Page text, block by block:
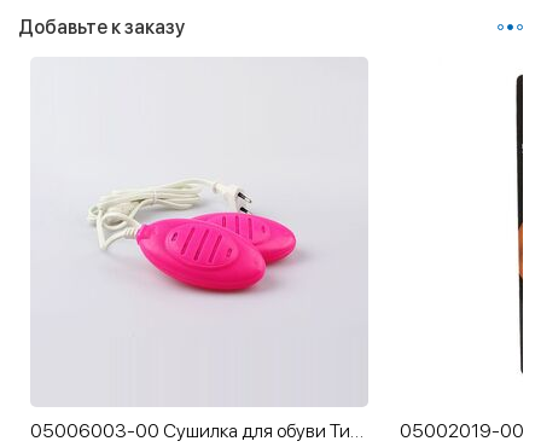
Добавьте к заказу
05006003-00 Сушилка для обуви Тимсон (детская ультрафиолетовая)